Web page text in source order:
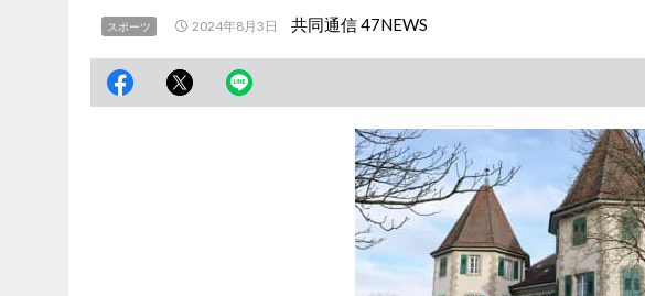
スポーツ 2024年8月3日 共同通信 47NEWS